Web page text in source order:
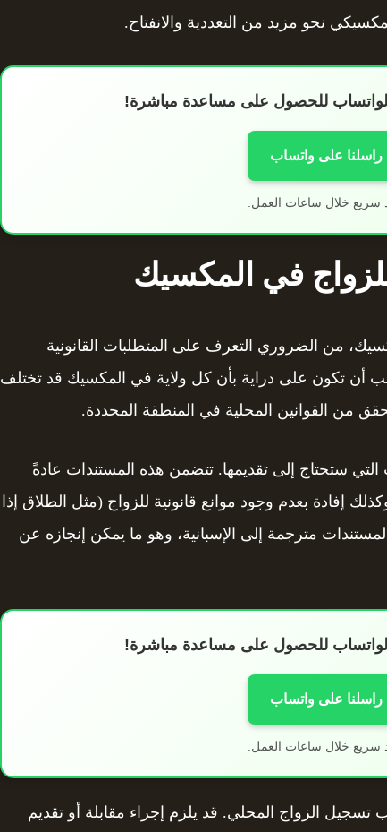
نحو مزيد من التعددية والانفتاح.
للحصول على مساعدة مباشرة!
راسلنا على واتساب
سريع خلال ساعات العمل.
للزواج في المكسيك
من الضروري التعرف على المتطلبات القانونية
أن تكون على دراية بأن كل ولاية في المكسيك قد تختلف
من القوانين المحلية في المنطقة المحددة.
ستحتاج إلى تقديمها. تتضمن هذه المستندات عادةً
إفادة بعدم وجود موانع قانونية للزواج (مثل الطلاق إذا
مترجمة إلى الإسبانية، وهو ما يمكن إنجازه عن
للحصول على مساعدة مباشرة!
راسلنا على واتساب
سريع خلال ساعات العمل.
الزواج المحلي. قد يلزم إجراء مقابلة أو تقديم